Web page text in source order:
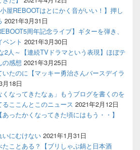
屋REBOOTはとにかく音がいい！】押し
2021年3月31日
周年記念ライブ】ギターを弾き、
ベント 2021年3月30日
2人～【連続TVドラマという表現】ほぼテ
の感想 2021年3月25日
たのに【マッキー勇治さんバースデイラ
月18日
くなってきたなぁ」もうブログを書くのを
ここんとこのニュース 2021年2月12日
ったかくなってきた頃にはもう・・】
いにむけない 2021年1月31日
たことある？【ブリしゃぶ鍋と日本酒